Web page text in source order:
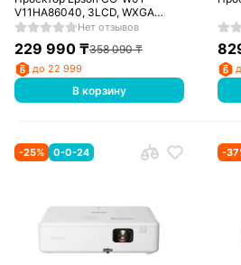
V11HA86040, 3LCD, WXGA
(1280x800), 3000lm, HDMI, USB
Нет отзывов
229 990₸358 090₸
до 22 999
В корзину
-25% 0-0-24 -37